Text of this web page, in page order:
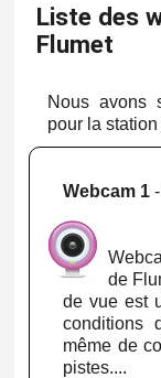
Liste des
Flumet
Nous avons
pour la
Webcam 1
de
de vue est
conditions
même de
pistes....